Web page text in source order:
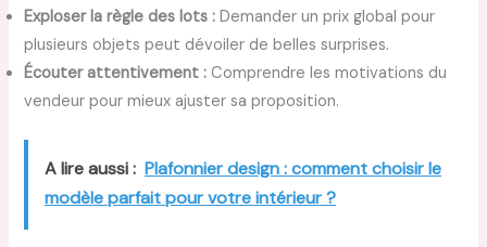
Exploser la règle des lots : Demander un prix global pour
plusieurs objets peut dévoiler de belles surprises.
Écouter attentivement : Comprendre les motivations du
vendeur pour mieux ajuster sa proposition.
A lire aussi : Plafonnier design : comment choisir le
modèle parfait pour votre intérieur ?